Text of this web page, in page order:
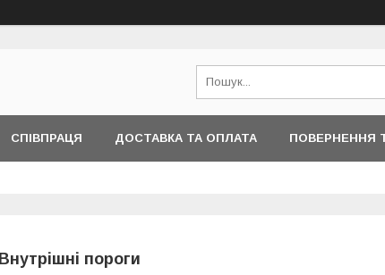
СПІВПРАЦЯ ДОСТАВКА ТА ОПЛАТА ПОВЕРНЕННЯ
Внутрішні пороги